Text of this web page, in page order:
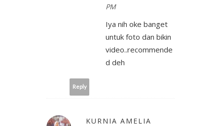
PM
Iya nih oke banget
untuk foto dan bikin
video..recommende
d deh
Reply
KURNIA AMELIA